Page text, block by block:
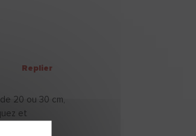
Replier
20 ou 30 cm,
et